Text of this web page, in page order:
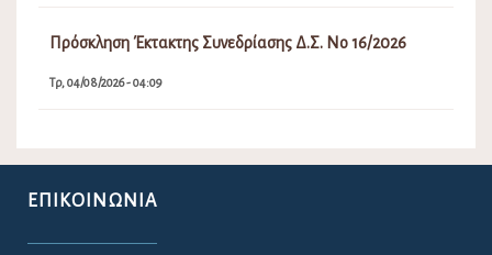
Πρόσκληση Έκτακτης Συνεδρίασης Δ.Σ. Νο 16/2026
Τρ, 04/08/2026 - 04:09
ΕΠΙΚΟΙΝΩΝΊΑ